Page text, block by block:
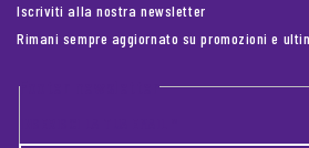
Iscriviti alla nostra newsletter
Rimani sempre aggiornato su promozioni e
Footer newsletter